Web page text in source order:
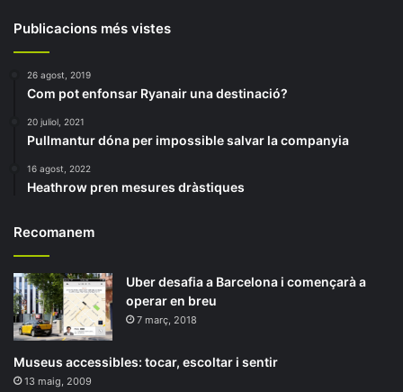
Publicacions més vistes
26 agost, 2019
Com pot enfonsar Ryanair una destinació?
20 juliol, 2021
Pullmantur dóna per impossible salvar la companyia
16 agost, 2022
Heathrow pren mesures dràstiques
Recomanem
Uber desafia a Barcelona i començarà a
operar en breu
7 març, 2018
Museus accessibles: tocar, escoltar i sentir
13 maig, 2009